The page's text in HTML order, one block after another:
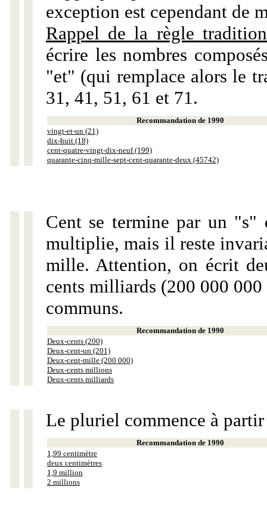
exception est cependant de
Rappel de la règle
écrire les nombres
"et" (qui remplace alors le
31, 41, 51, 61 et 71.
Recommandation de 1990
vingt-et-un (21)
dix-huit (18)
cent-quatre-vingt-dix-neuf (199)
quarante-cinq-mille-sept-cent-quarante-deux (45742)
Cent se termine par un "s"
multiplie, mais il reste
mille. Attention, on écrit
cents milliards (200 000
communs.
Recommandation de 1990
Deux-cents (200)
Deux-cent-un (201)
Deux-cent-mille (200 000)
Deux-cents millions
Deux-cents milliards
Le pluriel commence à
Recommandation de 1990
1,99 centimètre
deux centimètres
1,9 million
2 millions